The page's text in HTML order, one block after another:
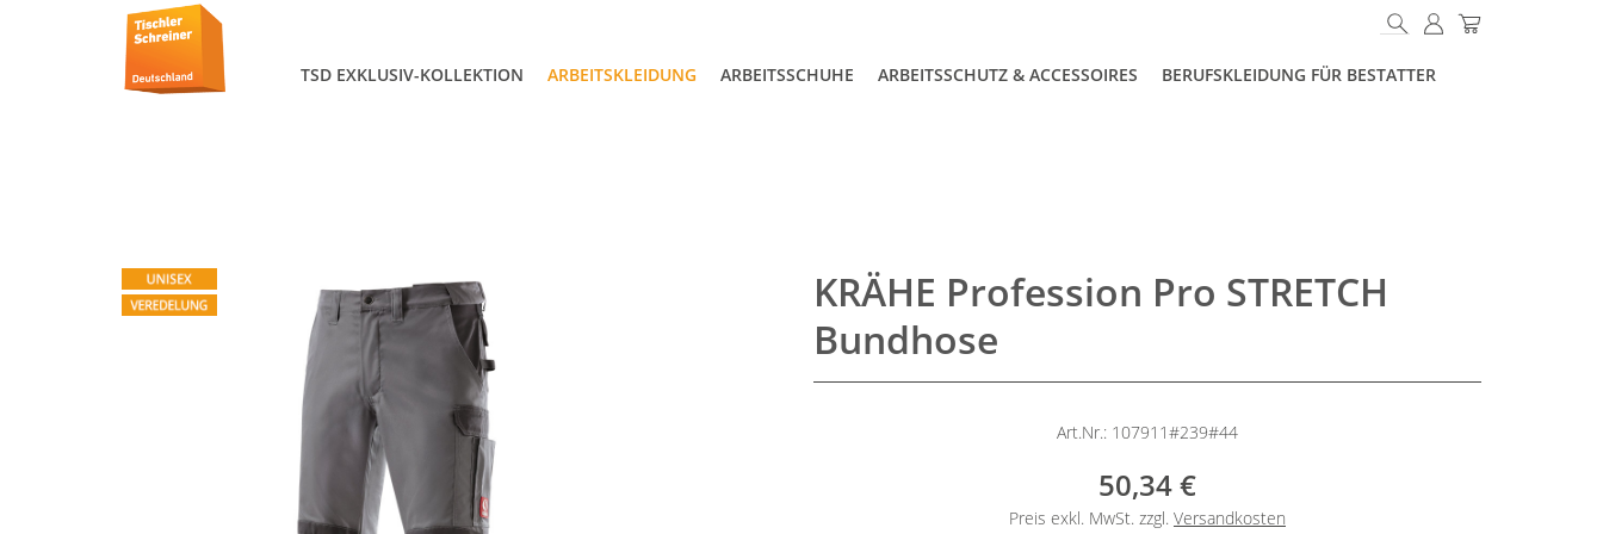
TSD EXKLUSIV-KOLLEKTION ARBEITSKLEIDUNG ARBEITSSCHUHE ARBEITSSCHUTZ & ACCESSOIRES BERUFSKLEIDUNG FÜR BESTATTER
KRÄHE Profession Pro STRETCH
Bundhose
Art.Nr.: 107911#239#44
50,34 €
Preis exkl. MwSt. zzgl. Versandkosten